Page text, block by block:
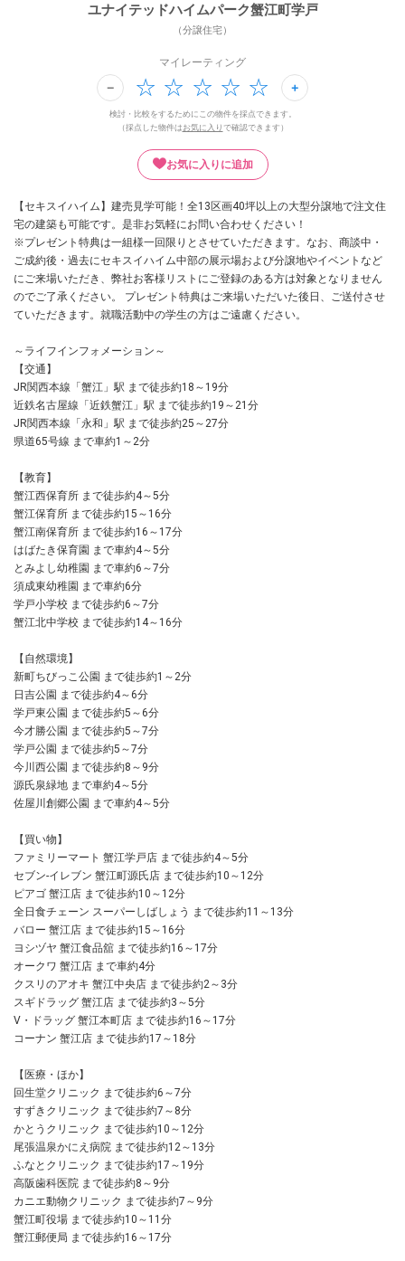
ユナイテッドハイムパーク蟹江町学戸
（分譲住宅）
マイレーティング
検討・比較をするためにこの物件を採点できます。
（採点した物件は お気に入り で確認できます）
お気に入りに追加
【セキスイハイム】建売見学可能！全13区画40坪以上の大型分譲地で注文住
宅の建築も可能です。是非お気軽にお問い合わせください！
※プレゼント特典は一組様一回限りとさせていただきます。なお、商談中・
ご成約後・過去にセキスイハイム中部の展示場および分譲地やイベントなど
にご来場いただき、弊社お客様リストにご登録のある方は対象となりません
のでご了承ください。 プレゼント特典はご来場いただいた後日、ご送付させ
ていただきます。就職活動中の学生の方はご遠慮ください。
～ライフインフォメーション～
【交通】
JR関西本線「蟹江」駅 まで徒歩約18～19分
近鉄名古屋線「近鉄蟹江」駅 まで徒歩約19～21分
JR関西本線「永和」駅 まで徒歩約25～27分
県道65号線 まで車約1～2分
【教育】
蟹江西保育所 まで徒歩約4～5分
蟹江保育所 まで徒歩約15～16分
蟹江南保育所 まで徒歩約16～17分
はばたき保育園 まで車約4～5分
とみよし幼稚園 まで車約6～7分
須成東幼稚園 まで車約6分
学戸小学校 まで徒歩約6～7分
蟹江北中学校 まで徒歩約14～16分
【自然環境】
新町ちびっこ公園 まで徒歩約1～2分
日吉公園 まで徒歩約4～6分
学戸東公園 まで徒歩約5～6分
今才勝公園 まで徒歩約5～7分
学戸公園 まで徒歩約5～7分
今川西公園 まで徒歩約8～9分
源氏泉緑地 まで車約4～5分
佐屋川創郷公園 まで車約4～5分
【買い物】
ファミリーマート 蟹江学戸店 まで徒歩約4～5分
セブン-イレブン 蟹江町源氏店 まで徒歩約10～12分
ピアゴ 蟹江店 まで徒歩約10～12分
全日食チェーン スーパーしばしょう まで徒歩約11～13分
バロー 蟹江店 まで徒歩約15～16分
ヨシヅヤ 蟹江食品舘 まで徒歩約16～17分
オークワ 蟹江店 まで車約4分
クスリのアオキ 蟹江中央店 まで徒歩約2～3分
スギドラッグ 蟹江店 まで徒歩約3～5分
V・ドラッグ 蟹江本町店 まで徒歩約16～17分
コーナン 蟹江店 まで徒歩約17～18分
【医療・ほか】
回生堂クリニック まで徒歩約6～7分
すずきクリニック まで徒歩約7～8分
かとうクリニック まで徒歩約10～12分
尾張温泉かにえ病院 まで徒歩約12～13分
ふなとクリニック まで徒歩約17～19分
高阪歯科医院 まで徒歩約8～9分
カニエ動物クリニック まで徒歩約7～9分
蟹江町役場 まで徒歩約10～11分
蟹江郵便局 まで徒歩約16～17分